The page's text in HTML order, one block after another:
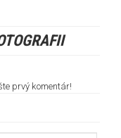
prvý komentár!